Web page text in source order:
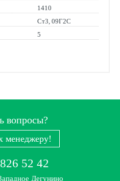
1410
Ст3, 09Г2С
5
вопросы?
менеджеру!
52 42
Дегунино